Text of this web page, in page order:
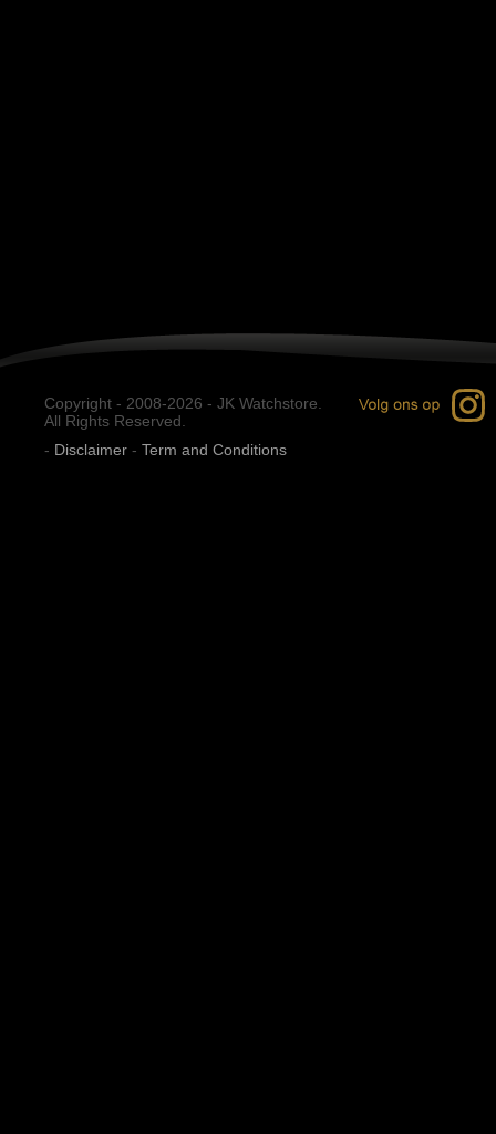
Copyright - 2008-2026 - JK Watchstore.
All Rights Reserved.
- Disclaimer - Term and Conditions